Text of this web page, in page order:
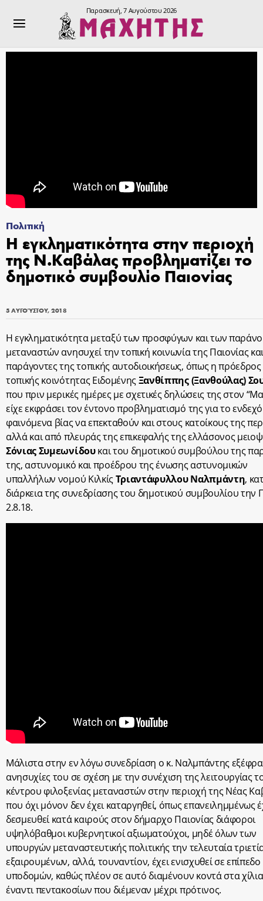
Παρασκευή, 7 Αυγούστου 2026
Πολιτική
Η εγκληματικότητα στην περιοχή
της Ν.Καβάλας προβληματίζει το
δημοτικό συμβουλίο Παιονίας
5 ΑΥΓΟΎΣΤΟΥ, 2018
Η εγκληματικότητα μεταξύ των προσφύγων και των
μεταναστών ανησυχεί την τοπική κοινωνία της Παιονίας
παράγοντες της τοπικής αυτοδιοικήσεως, όπως η πρόεδρος
τοπικής κοινότητας ΕιδομένηςΞανθίππης (Ξανθούλας)
που πριν μερικές ημέρες με σχετικές δηλώσεις της στον
είχε εκφράσει τον έντονο προβληματισμό της για το
φαινόμενα βίας να επεκταθούν και στους κατοίκους της
αλλά και από πλευράς της επικεφαλής της ελλάσονος
Σόνιας Συμεωνίδουκαι του δημοτικού συμβούλου της
της, αστυνομικό και προέδρου της ένωσης αστυνομικών
υπαλλήλων νομού ΚιλκίςΤριαντάφυλλου Ναλπμάντη,
διάρκεια της συνεδρίασης του δημοτικού συμβουλίου την
2.8.18.
Μάλιστα στην εν λόγω συνεδρίαση ο κ. Ναλμπάντης
ανησυχίες του σε σχέση με την συνέχιση της λειτουργίας
κέντρου φιλοξενίας μεταναστών στην περιοχή της Νέας
που όχι μόνον δεν έχει καταργηθεί, όπως επανειλημμένως
δεσμευθεί κατά καιρούς στον δήμαρχο Παιονίας διάφοροι
υψηλόβαθμοι κυβερνητικοί αξιωματούχοι, μηδέ όλων των
υπουργών μεταναστευτικής πολιτικής την τελευταία
εξαιρουμένων, αλλά, τουναντίον, έχει ενισχυθεί σε επίπεδο
υποδομών, καθώς πλέον σε αυτό διαμένουν κοντά στα
έναντι πεντακοσίων που διέμεναν μέχρι πρότινος.